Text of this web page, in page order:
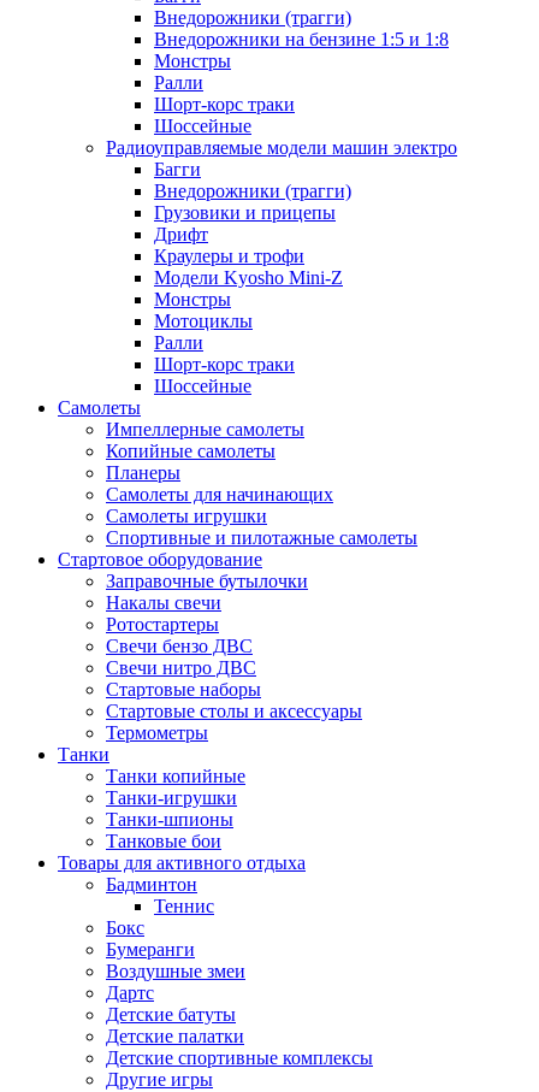
Внедорожники (трагги)
Внедорожники на бензине 1:5 и 1:8
Монстры
Ралли
Шорт-корс траки
Шоссейные
Радиоуправляемые модели машин электро
Багги
Внедорожники (трагги)
Грузовики и прицепы
Дрифт
Краулеры и трофи
Модели Kyosho Mini-Z
Монстры
Мотоциклы
Ралли
Шорт-корс траки
Шоссейные
Самолеты
Импеллерные самолеты
Копийные самолеты
Планеры
Самолеты для начинающих
Самолеты игрушки
Спортивные и пилотажные самолеты
Стартовое оборудование
Заправочные бутылочки
Накалы свечи
Ротостартеры
Свечи бензо ДВС
Свечи нитро ДВС
Стартовые наборы
Стартовые столы и аксессуары
Термометры
Танки
Танки копийные
Танки-игрушки
Танки-шпионы
Танковые бои
Товары для активного отдыха
Бадминтон
Теннис
Бокс
Бумеранги
Воздушные змеи
Дартс
Детские батуты
Детские палатки
Детские спортивные комплексы
Другие игры